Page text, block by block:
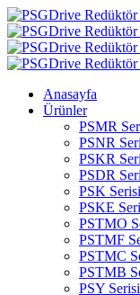
Anasayfa
Ürünler
PSMR
PSNR
PSKR
PSDR
PSK Serisi
PSKE
PSTMO
PSTMF
PSTMC
PSTMB
PSY Serisi